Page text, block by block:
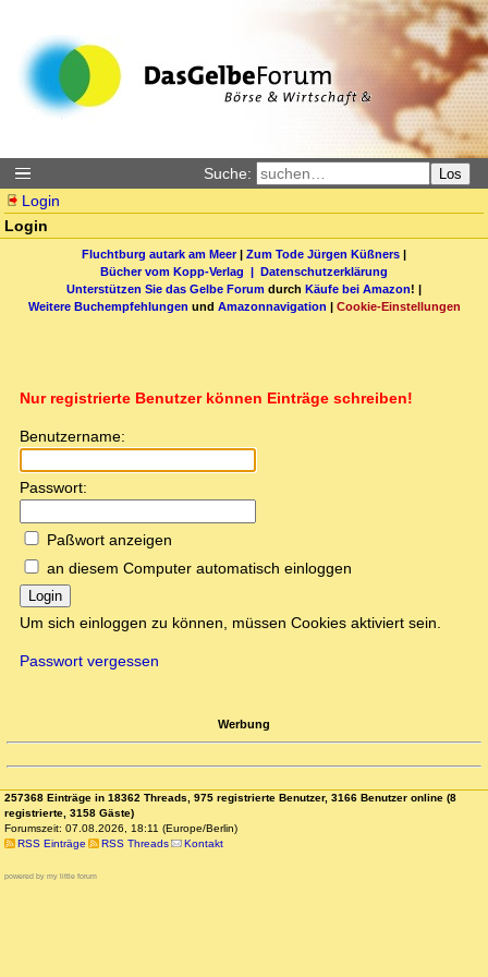
Suche: Los
Login
Login
Fluchtburg autark am Meer| Zum Tode Jürgen Küßners |
Bücher vom Kopp-Verlag | Datenschutzerklärung
Unterstützen Sie das Gelbe Forum durch Käufe bei Amazon! |
Weitere Buchempfehlungen und Amazonnavigation | Cookie-Einstellungen
Nur registrierte Benutzer können Einträge schreiben!
Benutzername:
Passwort:
Paßwort anzeigen
an diesem Computer automatisch einloggen
Login
Um sich einloggen zu können, müssen Cookies aktiviert sein.
Passwort vergessen
Werbung
257368 Einträge in 18362 Threads, 975 registrierte Benutzer, 3166 Benutzer online (8
registrierte, 3158 Gäste)
Forumszeit: 07.08.2026, 18:11 (Europe/Berlin)
RSS Einträge
RSS Threads Kontakt
powered by my little forum